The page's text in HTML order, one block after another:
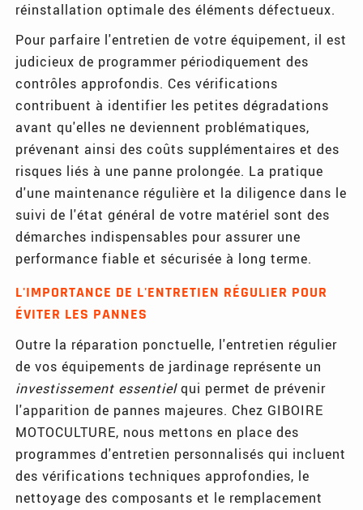
réinstallation optimale des éléments défectueux.
Pour parfaire l'entretien de votre équipement, il est
judicieux de programmer périodiquement des
contrôles approfondis. Ces vérifications
contribuent à identifier les petites dégradations
avant qu'elles ne deviennent problématiques,
prévenant ainsi des coûts supplémentaires et des
risques liés à une panne prolongée. La pratique
d'une maintenance régulière et la diligence dans le
suivi de l'état général de votre matériel sont des
démarches indispensables pour assurer une
performance fiable et sécurisée à long terme.
L'IMPORTANCE DE L'ENTRETIEN RÉGULIER POUR
ÉVITER LES PANNES
Outre la réparation ponctuelle, l'entretien régulier
de vos équipements de jardinage représente un
investissement essentielqui permet de prévenir
l'apparition de pannes majeures. Chez GIBOIRE
MOTOCULTURE, nous mettons en place des
programmes d'entretien personnalisés qui incluent
des vérifications techniques approfondies, le
nettoyage des composants et le remplacement